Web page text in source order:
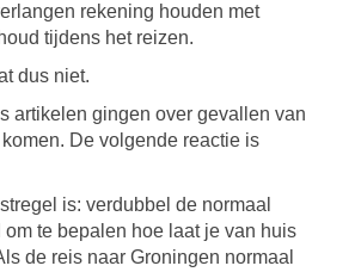
rekening houden met
tijdens het reizen.
dus niet.
artikelen gingen over gevallen van
De volgende reactie is
is: verdubbel de normaal
te bepalen hoe laat je van huis
de reis naar Groningen normaal